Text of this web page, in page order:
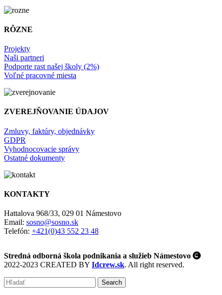
RÔZNE
Projekty
Naši partneri
Podporte rast našej školy (2%)
Voľné pracovné miesta
ZVEREJŇOVANIE ÚDAJOV
Zmluvy, faktúry, objednávky
GDPR
Vyhodnocovacie správy
Ostatné dokumenty
KONTAKTY
Hattalova 968/33, 029 01 Námestovo
Email: sosno@sosno.sk
Telefón: +421(0)43 552 23 48
Stredná odborná škola podnikania a služieb Námestovo
2022-2023 CREATED BY Idcrew.sk. All right reserved.
Search